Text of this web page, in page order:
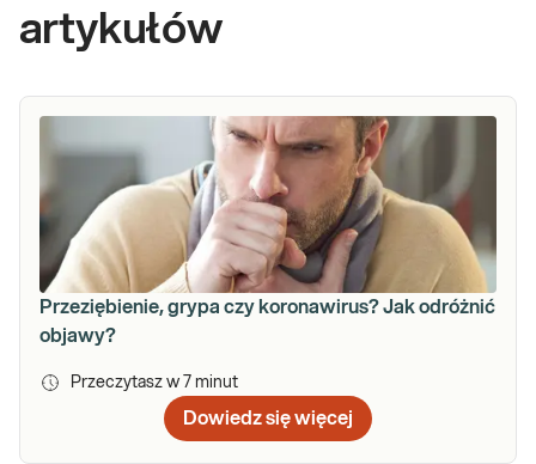
artykułów
Przeziębienie, grypa czy koronawirus? Jak odróżnić
objawy?
Przeczytasz w 7 minut
Dowiedz się więcej